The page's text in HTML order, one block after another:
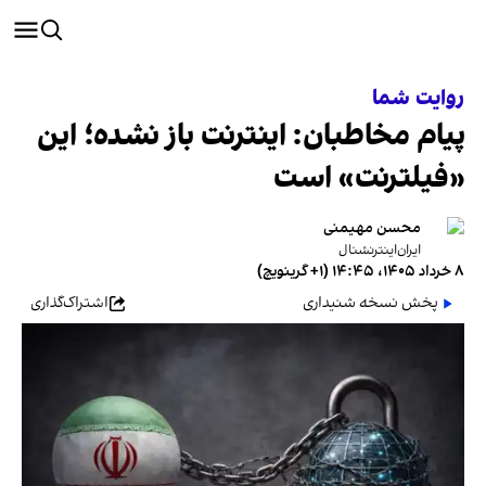
روایت شما
پیام مخاطبان: اینترنت باز نشده؛ این
«فیلترنت» است
محسن مهیمنی
ایران‌اینترنشنال
۸ خرداد ۱۴۰۵، ۱۴:۴۵ (‎+۱ گرینویچ)
پخش نسخه شنیداری
اشتراک‌گذاری